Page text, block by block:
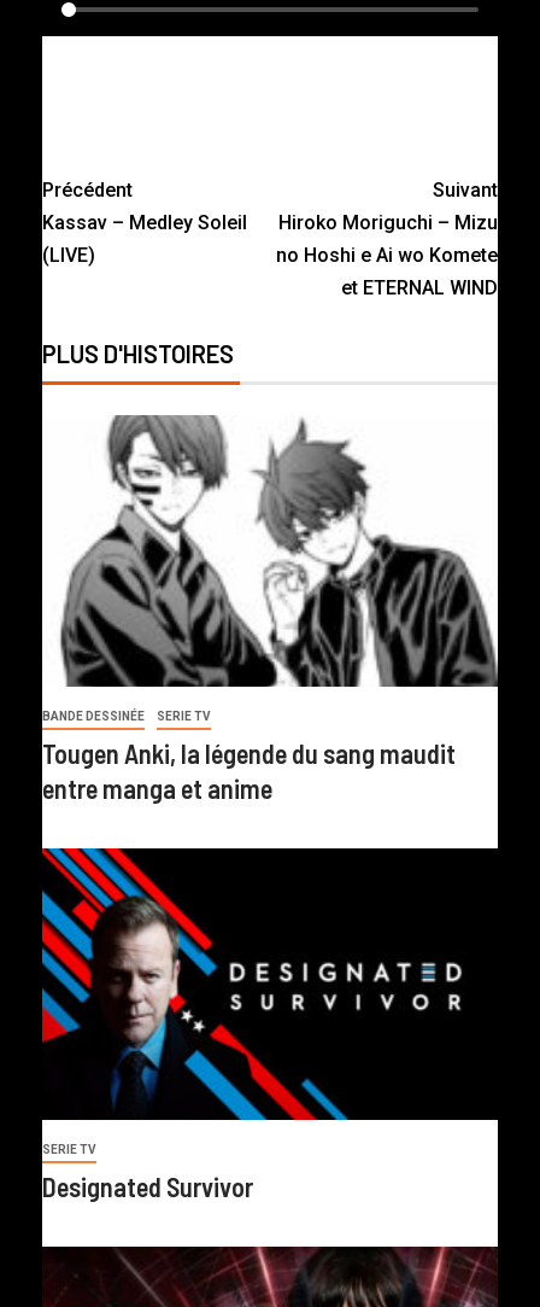
Précédent
Kassav – Medley Soleil
(LIVE)
Suivant
Hiroko Moriguchi – Mizu
no Hoshi e Ai wo Komete
et ETERNAL WIND
PLUS D'HISTOIRES
BANDE DESSINÉE SERIE TV
Tougen Anki, la légende du sang maudit
entre manga et anime
SERIE TV
Designated Survivor